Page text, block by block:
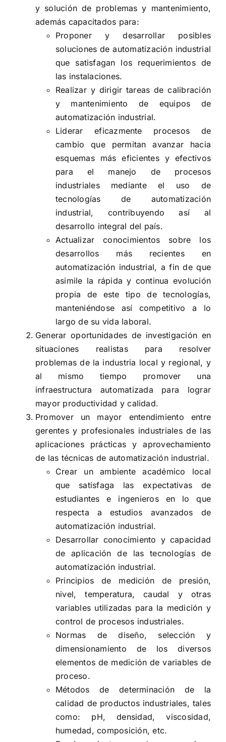
y solución de problemas y mantenimiento,
además capacitados para:
Proponer y desarrollar posibles
soluciones de automatización industrial
que satisfagan los requerimientos de
las instalaciones.
Realizar y dirigir tareas de calibración
y mantenimiento de equipos de
automatización industrial.
Liderar eficazmente procesos de
cambio que permitan avanzar hacia
esquemas más eficientes y efectivos
para el manejo de procesos
industriales mediante el uso de
tecnologías de automatización
industrial, contribuyendo así al
desarrollo integral del país.
Actualizar conocimientos sobre los
desarrollos más recientes en
automatización industrial, a fin de que
asimile la rápida y continua evolución
propia de este tipo de tecnologías,
manteniéndose así competitivo a lo
largo de su vida laboral.
Generar oportunidades de investigación en
situaciones realistas para resolver
problemas de la industria local y regional, y
al mismo tiempo promover una
infraestructura automatizada para lograr
mayor productividad y calidad.
Promover un mayor entendimiento entre
gerentes y profesionales industriales de las
aplicaciones prácticas y aprovechamiento
de las técnicas de automatización industrial.
Crear un ambiente académico local
que satisfaga las expectativas de
estudiantes e ingenieros en lo que
respecta a estudios avanzados de
automatización industrial.
Desarrollar conocimiento y capacidad
de aplicación de las tecnologías de
automatización industrial.
Principios de medición de presión,
nivel, temperatura, caudal y otras
variables utilizadas para la medición y
control de procesos industriales.
Normas de diseño, selección y
dimensionamiento de los diversos
elementos de medición de variables de
proceso.
Métodos de determinación de la
calidad de productos industriales, tales
como: pH, densidad, viscosidad,
humedad, composición, etc.